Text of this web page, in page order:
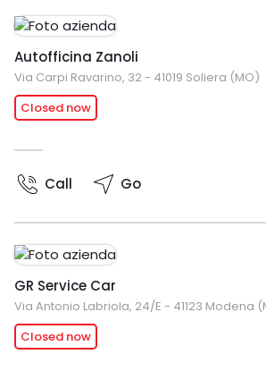
Autofficina Zanoli
Via Carpi Ravarino, 32 - 41019 Soliera (MO)
Closed now
Call Go
GR Service Car
Via Antonio Labriola, 24/E - 41123 Modena
Closed now